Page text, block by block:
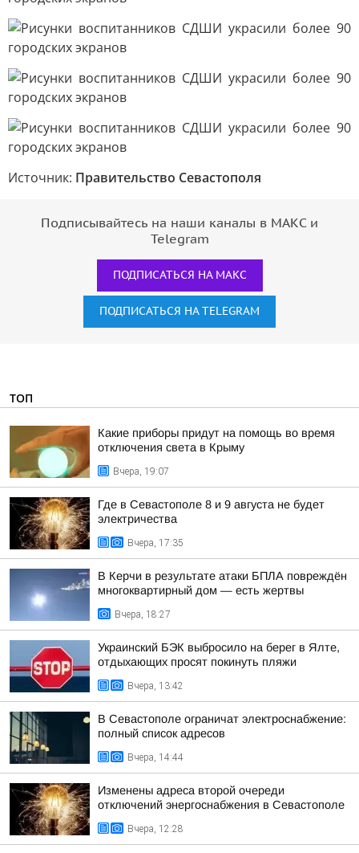
Источник: Правительство Севастополя
Подписывайтесь на наши каналы в МАКС и
Telegram
ПОДПИСАТЬСЯ НА МАКС
ПОДПИСАТЬСЯ НА TELEGRAM
ТОП
Какие приборы придут на помощь во время
отключения света в Крыму
Вчера, 19:07
Где в Севастополе 8 и 9 августа не будет
электричества
Вчера, 17:35
В Керчи в результате атаки БПЛА повреждён
многоквартирный дом — есть жертвы
Вчера, 18:27
Украинский БЭК выбросило на берег в Ялте,
отдыхающих просят покинуть пляжи
Вчера, 13:42
В Севастополе ограничат электроснабжение:
полный список адресов
Вчера, 14:44
Изменены адреса второй очереди
отключений энергоснабжения в Севастополе
Вчера, 12:28